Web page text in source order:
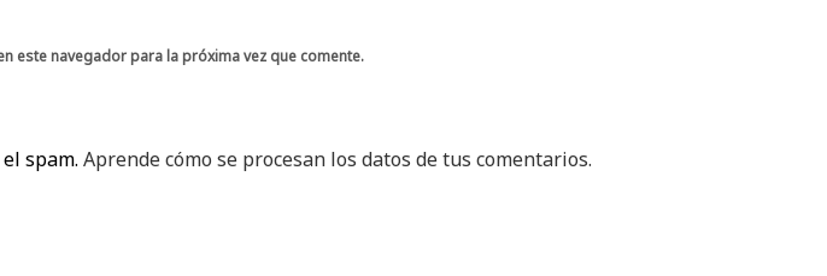
este navegador para la próxima vez que comente.
spam. Aprende cómo se procesan los datos de tus comentarios.